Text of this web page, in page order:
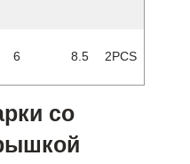
6 8.5 2PCS
со